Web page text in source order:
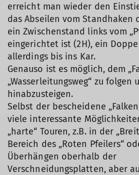
erreicht man wieder den
das Abseilen vom Standhaken
ein Zwischenstand links vom
eingerichtet ist (2H), ein
allerdings bis ins Kar.
Genauso ist es möglich, dem
„Wasserleitungsweg“ zu folgen
hinabzusteigen.
Selbst der bescheidene
viele interessante
„harte“ Touren, z.B. in der
Bereich des „Roten Pfeilers“
Überhängen oberhalb der
Verschneidungsplatten, aber